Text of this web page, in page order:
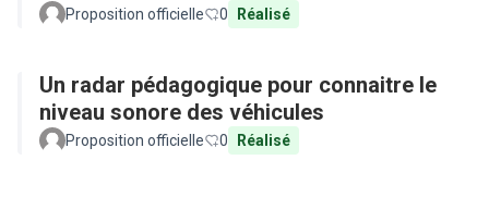
Proposition officielle 0 Réalisé
Un radar pédagogique pour connaitre le
niveau sonore des véhicules
Proposition officielle 0 Réalisé